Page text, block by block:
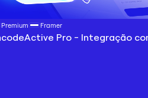
Premium Framer